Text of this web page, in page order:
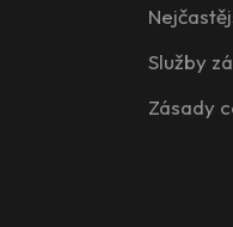
Služby
Zásady